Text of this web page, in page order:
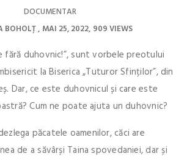
DOCUMENTAR
BOHOLȚ MAI 25, 2022 909 VIEWS
fără duhovnic!”, sunt vorbele preotului
la Biserica „Tuturor Sfinților”, din
Dar, ce este duhovnicul și care este
Cum ne poate ajuta un duhovnic?
păcatele oamenilor, căci are
de a săvârși Taina spovedaniei, dar și